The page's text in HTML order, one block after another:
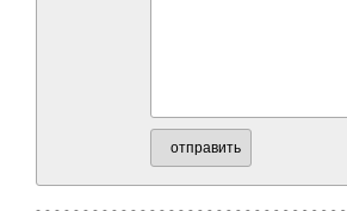
отправить